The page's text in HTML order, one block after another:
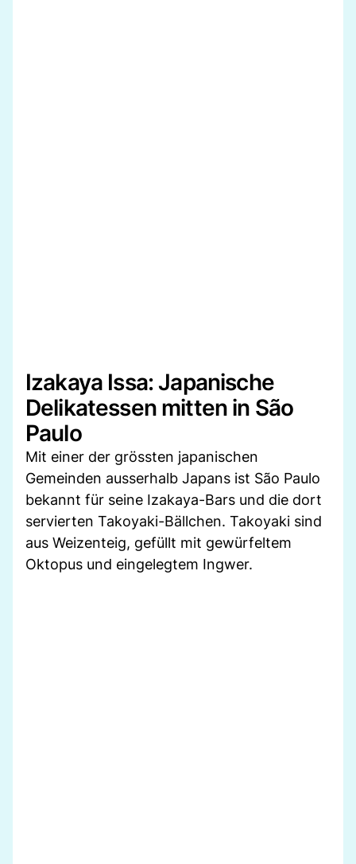
Izakaya Issa: Japanische
Delikatessen mitten in São
Paulo
Mit einer der grössten japanischen
Gemeinden ausserhalb Japans ist São Paulo
bekannt für seine Izakaya-Bars und die dort
servierten Takoyaki-Bällchen. Takoyaki sind
aus Weizenteig, gefüllt mit gewürfeltem
Oktopus und eingelegtem Ingwer.